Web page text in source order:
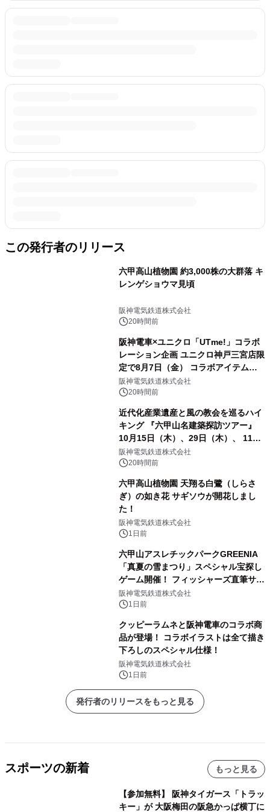
この発行者のリリース
六甲高山植物園 約3,000株の大群落 キ
レンゲショウマ見頃
阪神電気鉄道株式会社
20時間前
阪神電車×ユニクロ「UTme!」コラボ
レーション企画 ユニクロ神戸三宮店限
定で8月7日（金） コラボアイテムが
発売決定！
阪神電気鉄道株式会社
20時間前
近代化産業遺産と風の教会を巡るハイ
キング 『六甲山名建築探訪ツアー』
10月15日（木）、29日（木）、 11月
5日（木）、12日（木）に開催！
阪神電気鉄道株式会社
20時間前
六甲高山植物園 天翔る白鷺（しらさ
ぎ）の如き花 サギソウが開花しまし
た！
阪神電気鉄道株式会社
1日前
六甲山アスレチックパークGREENIA
「真夏の雪まつり」スペシャル宝探し
ゲーム開催！ フィッシャーズ直筆サイ
ン色紙など豪華景品が登場！
阪神電気鉄道株式会社
1日前
クッピーラムネと阪神電車のコラボ商
品が登場！ コラボイラストは全て描き
下ろしのスペシャル仕様！
阪神電気鉄道株式会社
1日前
発行者のリリースをもっと見る
スポーツの新着 もっと見る
【参加無料】 阪神タイガース「トラッ
キー」が 大阪梅田の阪急かっぱ横丁に